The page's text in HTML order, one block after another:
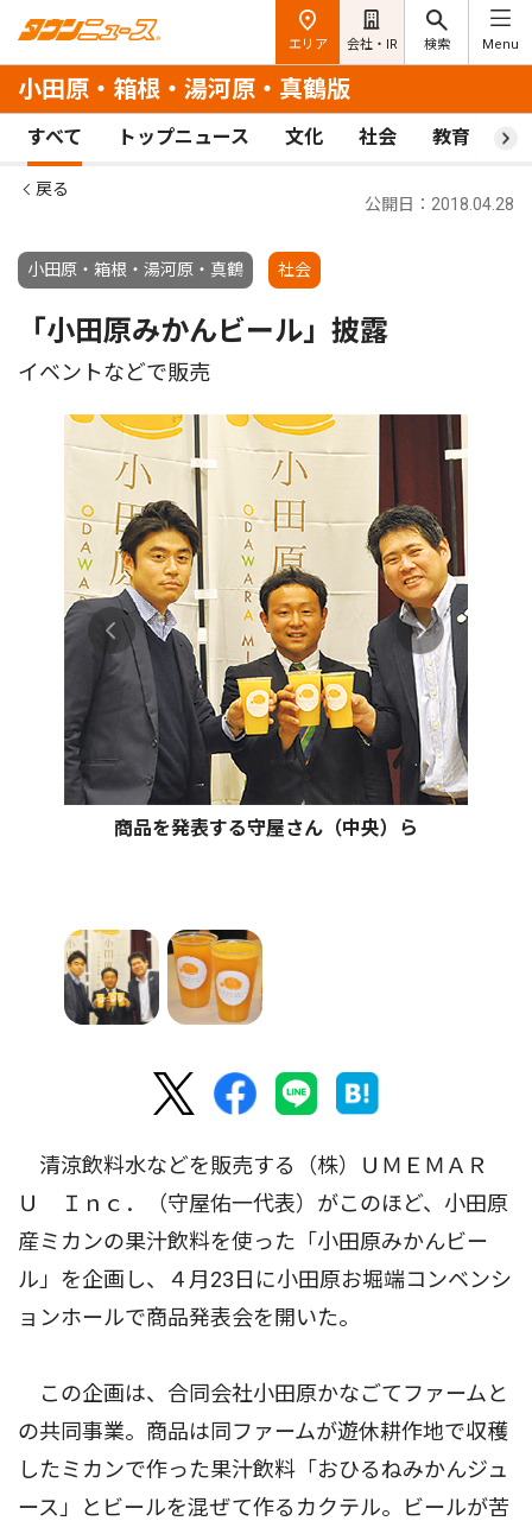
エリア 会社・IR 検索 Menu
小田原・箱根・湯河原・真鶴版
すべて トップニュース 文化 社会 教育 ス
戻る
小田原・箱根・湯河原・真鶴 社会
公開日：2018.04.28
「小田原みかんビール」披露
イベントなどで販売
商品を発表する守屋さん（中央）ら
清涼飲料水などを販売する（株）ＵＭＥＭＡＲ
Ｕ Ｉｎｃ．（守屋佑一代表）がこのほど、小田原
産ミカンの果汁飲料を使った「小田原みかんビー
ル」を企画し、４月23日に小田原お堀端コンベンシ
ョンホールで商品発表会を開いた。
この企画は、合同会社小田原かなごてファームと
の共同事業。商品は同ファームが遊休耕作地で収穫
したミカンで作った果汁飲料「おひるねみかんジュ
ース」とビールを混ぜて作るカクテル。ビールが苦